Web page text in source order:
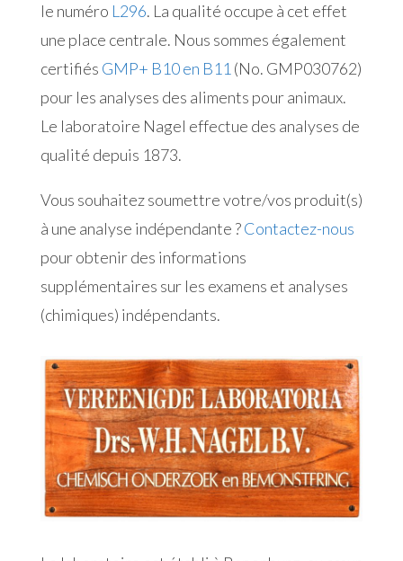
le numéro L296. La qualité occupe à cet effet
une place centrale. Nous sommes également
certifiés GMP+ B10 en B11 (No. GMP030762)
pour les analyses des aliments pour animaux.
Le laboratoire Nagel effectue des analyses de
qualité depuis 1873.
Vous souhaitez soumettre votre/vos produit(s)
à une analyse indépendante ?Contactez-nous
pour obtenir des informations
supplémentaires sur les examens et analyses
(chimiques) indépendants.